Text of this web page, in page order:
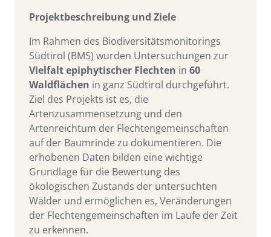
Projektbeschreibung und Ziele
Im Rahmen des Biodiversitätsmonitorings
Südtirol (BMS) wurden Untersuchungen zur
Vielfalt epiphytischer Flechten in 60
Waldflächen in ganz Südtirol durchgeführt.
Ziel des Projekts ist es, die
Artenzusammensetzung und den
Artenreichtum der Flechtengemeinschaften
auf der Baumrinde zu dokumentieren. Die
erhobenen Daten bilden eine wichtige
Grundlage für die Bewertung des
ökologischen Zustands der untersuchten
Wälder und ermöglichen es, Veränderungen
der Flechtengemeinschaften im Laufe der Zeit
zu erkennen.